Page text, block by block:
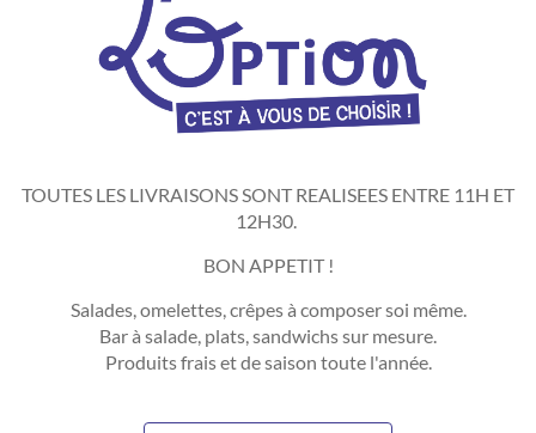
TOUTES LES LIVRAISONS SONT REALISEES ENTRE 11H ET
12H30.
BON APPETIT !
Salades, omelettes, crêpes à composer soi même.
Bar à salade, plats, sandwichs sur mesure.
Produits frais et de saison toute l'année.